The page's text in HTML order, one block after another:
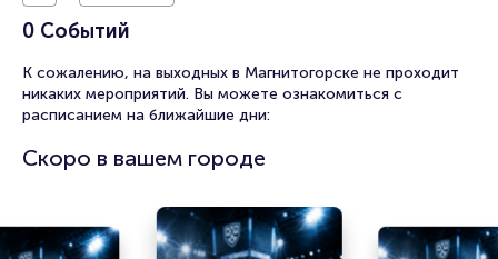
0 Событий
К сожалению, на выходных в Магнитогорске не проходит
никаких мероприятий. Вы можете ознакомиться с
расписанием на ближайшие дни:
Скоро в вашем городе